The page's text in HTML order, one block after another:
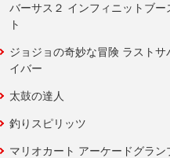
バーサス２ インフィニットブー
ト
ジョジョの奇妙な冒険 ラストサ
イバー
太鼓の達人
釣りスピリッツ
マリオカート アーケードグラン